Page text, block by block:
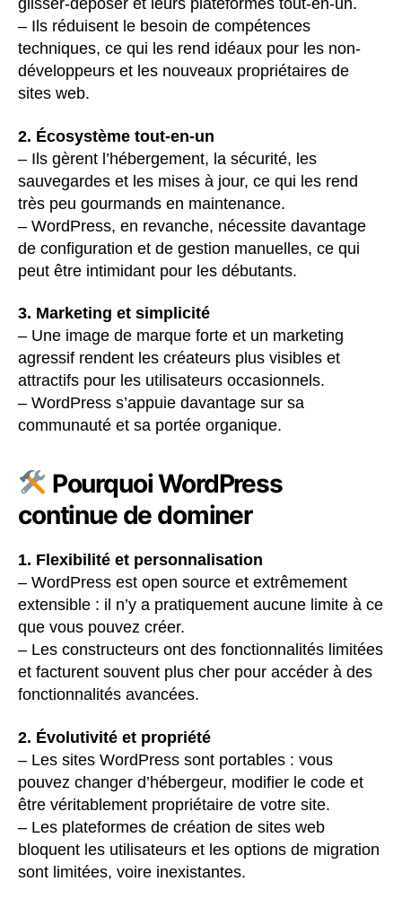
glisser-déposer et leurs plateformes tout-en-un.
– Ils réduisent le besoin de compétences
techniques, ce qui les rend idéaux pour les non-
développeurs et les nouveaux propriétaires de
sites web.
2. Écosystème tout-en-un
– Ils gèrent l’hébergement, la sécurité, les
sauvegardes et les mises à jour, ce qui les rend
très peu gourmands en maintenance.
– WordPress, en revanche, nécessite davantage
de configuration et de gestion manuelles, ce qui
peut être intimidant pour les débutants.
3. Marketing et simplicité
– Une image de marque forte et un marketing
agressif rendent les créateurs plus visibles et
attractifs pour les utilisateurs occasionnels.
– WordPress s’appuie davantage sur sa
communauté et sa portée organique.
Pourquoi WordPress
continue de dominer
1. Flexibilité et personnalisation
– WordPress est open source et extrêmement
extensible : il n’y a pratiquement aucune limite à ce
que vous pouvez créer.
– Les constructeurs ont des fonctionnalités limitées
et facturent souvent plus cher pour accéder à des
fonctionnalités avancées.
2. Évolutivité et propriété
– Les sites WordPress sont portables : vous
pouvez changer d’hébergeur, modifier le code et
être véritablement propriétaire de votre site.
– Les plateformes de création de sites web
bloquent les utilisateurs et les options de migration
sont limitées, voire inexistantes.